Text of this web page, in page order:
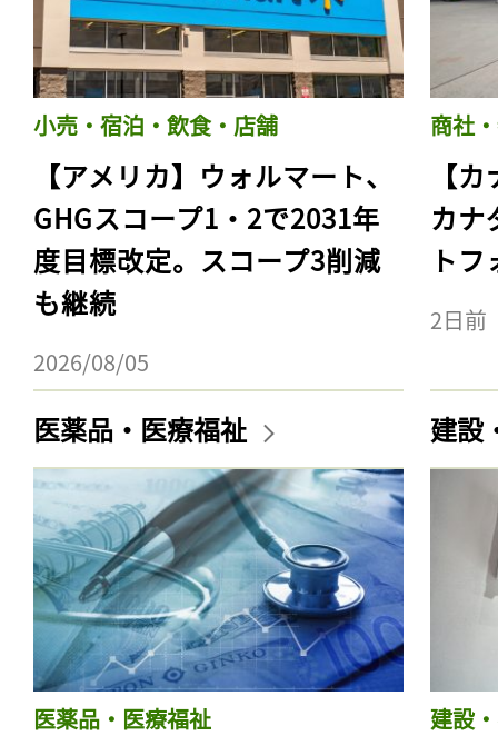
小売・宿泊・飲食・店舗
【アメリカ】ウォルマート、
GHGスコープ1・2で2031年
度目標改定。スコープ3削減
も継続
2026/08/05
商社
【
カナ
ト
2日前
医薬品・医療福祉
医薬品・医療福祉
建設
建設